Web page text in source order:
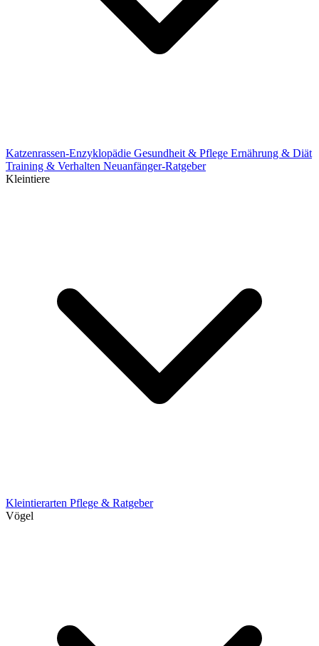
Katzenrassen-Enzyklopädie Gesundheit & Pflege Ernährung & Diät
Training & Verhalten Neuanfänger-Ratgeber
Kleintiere
Kleintierarten Pflege & Ratgeber
Vögel